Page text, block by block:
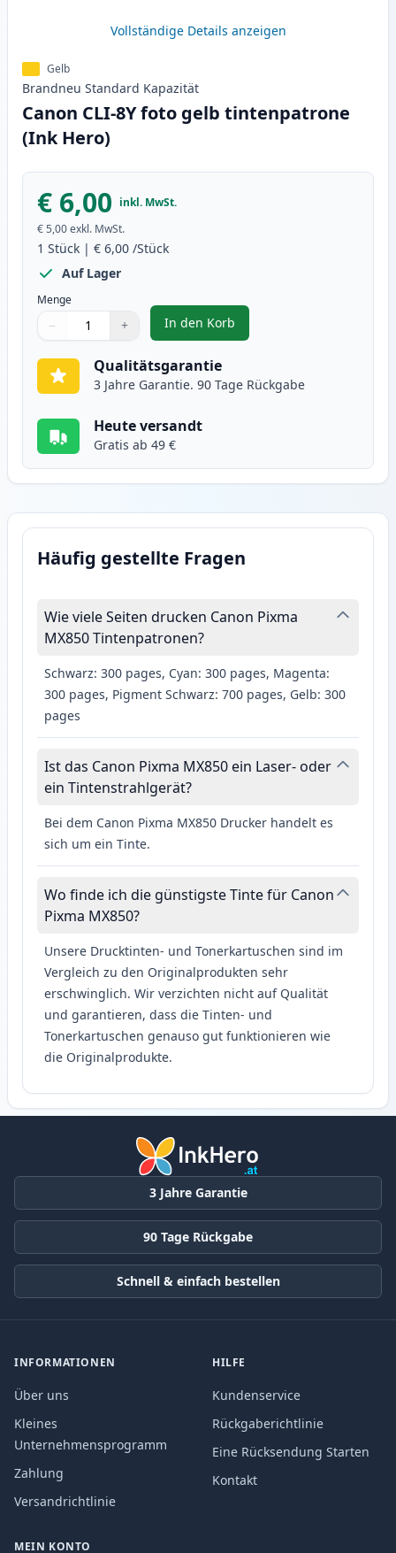
Vollständige Details anzeigen
Gelb
Brandneu Standard Kapazität
Canon CLI-8Y foto gelb tintenpatrone
(Ink Hero)
€ 6,00 inkl. MwSt.
€ 5,00exkl. MwSt.
1 Stück | € 6,00 /Stück
Auf Lager
Menge
Verwenden Sie die Tasten, um anzupassen
− +
1
In den Korb
, Canon CLI-8Y foto gelb
Qualitätsgarantie
3 Jahre Garantie. 90 Tage Rückgabe
Heute versandt
Gratis ab 49 €
Häufig gestellte Fragen
Wie viele Seiten drucken Canon Pixma
MX850 Tintenpatronen?
Schwarz: 300 pages, Cyan: 300 pages, Magenta:
300 pages, Pigment Schwarz: 700 pages, Gelb: 300
pages
Ist das Canon Pixma MX850 ein Laser- oder
ein Tintenstrahlgerät?
Bei dem Canon Pixma MX850 Drucker handelt es
sich um ein Tinte.
Wo finde ich die günstigste Tinte für Canon
Pixma MX850?
Unsere Drucktinten- und Tonerkartuschen sind im
Vergleich zu den Originalprodukten sehr
erschwinglich. Wir verzichten nicht auf Qualität
und garantieren, dass die Tinten- und
Tonerkartuschen genauso gut funktionieren wie
die Originalprodukte.
3 Jahre Garantie
90 Tage Rückgabe
Schnell & einfach bestellen
INFORMATIONEN
Über uns
Kleines
Unternehmensprogramm
Zahlung
Versandrichtlinie
HILFE
Kundenservice
Rückgaberichtlinie
Eine Rücksendung Starten
Kontakt
MEIN KONTO